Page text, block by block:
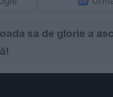
sa de glorie a